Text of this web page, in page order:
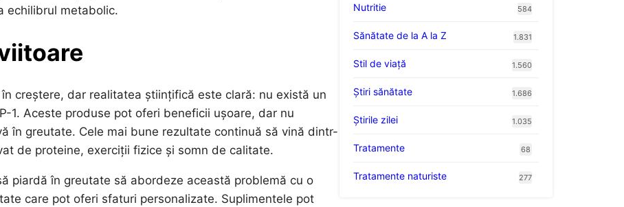
echilibrul metabolic.
creștere, dar realitatea științifică este clară: nu există un
1. Aceste produse pot oferi beneficii ușoare, dar nu
în greutate. Cele mai bune rezultate continuă să vină dintr-
de proteine, exerciții fizice și somn de calitate.
piardă în greutate să abordeze această problemă cu o
care pot oferi sfaturi personalizate. Suplimentele pot
Nutritie 584
Sănătate de la A la Z 1.831
Stil de viaţă 1.560
Ştiri sănătate 1.686
Știrile zilei 1.035
Tratamente 68
Tratamente naturiste 277